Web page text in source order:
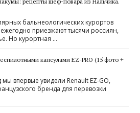
бальнеологических курортов
приезжают тысячи россиян,
Но курортная …
капсулами EZ-PRO (15 фото +
впервые увидели Renault EZ-GO,
бренда для перевозки